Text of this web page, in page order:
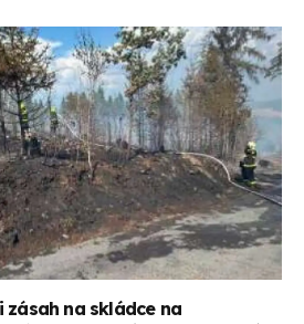
zásah na skládce na